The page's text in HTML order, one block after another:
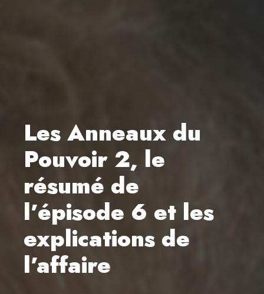
Les Anneaux du
Pouvoir 2, le
résumé de
l’épisode 6 et les
explications de
l’affaire